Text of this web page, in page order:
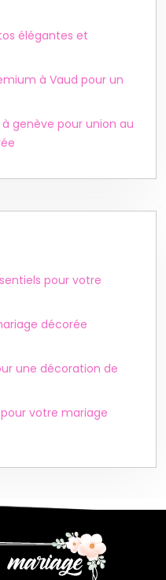
élégantes et
à Vaud pour un
genève pour union au
pour votre
décorée
une décoration de
votre mariage